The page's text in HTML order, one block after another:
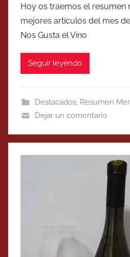
Hoy os traemos el resumen
mejores artículos del mes
Nos Gusta el Vino
Seguir leyendo
Destacados, Resumen
Dejar un comentario